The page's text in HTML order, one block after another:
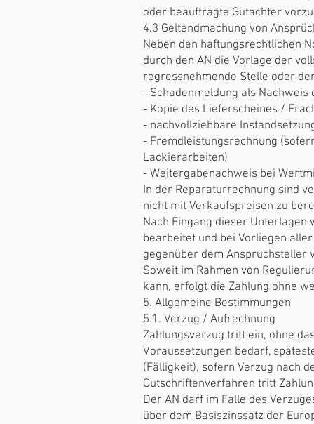
oder beauftragte Gutachter
4.3 Geltendmachung von
Neben den haftungsrechtlichen
durch den AN die Vorlage der
regressnehmende Stelle oder
- Schadenmeldung als
- Kopie des Lieferscheines /
- nachvollziehbare
- Fremdleistungsrechnung
Lackierarbeiten)
- Weitergabenachweis bei
In der Reparaturrechnung sind
nicht mit Verkaufspreisen zu
Nach Eingang dieser Unterlagen
bearbeitet und bei Vorliegen
gegenüber dem Anspruchsteller
Soweit im Rahmen von
kann, erfolgt die Zahlung ohne
5. Allgemeine Bestimmungen
5.1. Verzug / Aufrechnung
Zahlungsverzug tritt ein, ohne
Voraussetzungen bedarf,
(Fälligkeit), sofern Verzug nach
Gutschriftenverfahren tritt
Der AN darf im Falle des
über dem Basiszinssatz der